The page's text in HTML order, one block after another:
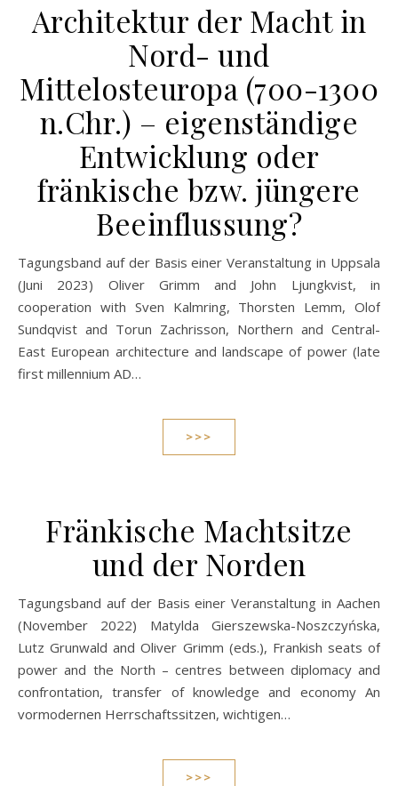
Architektur der Macht in
Nord- und
Mittelosteuropa (700-1300
n.Chr.) – eigenständige
Entwicklung oder
fränkische bzw. jüngere
Beeinflussung?
Tagungsband auf der Basis einer Veranstaltung in Uppsala
(Juni 2023) Oliver Grimm and John Ljungkvist, in
cooperation with Sven Kalmring, Thorsten Lemm, Olof
Sundqvist and Torun Zachrisson, Northern and Central-
East European architecture and landscape of power (late
first millennium AD…
>>>
Fränkische Machtsitze
und der Norden
Tagungsband auf der Basis einer Veranstaltung in Aachen
(November 2022) Matylda Gierszewska-Noszczyńska,
Lutz Grunwald and Oliver Grimm (eds.), Frankish seats of
power and the North – centres between diplomacy and
confrontation, transfer of knowledge and economy An
vormodernen Herrschaftssitzen, wichtigen…
>>>